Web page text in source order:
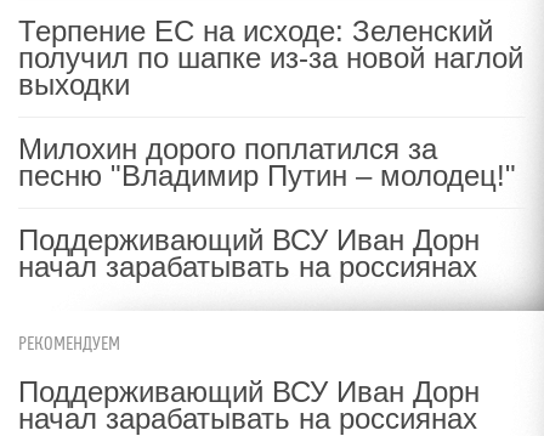
Терпение ЕС на исходе: Зеленский
получил по шапке из-за новой наглой
выходки
Милохин дорого поплатился за
песню "Владимир Путин – молодец!"
Поддерживающий ВСУ Иван Дорн
начал зарабатывать на россиянах
РЕКОМЕНДУЕМ
Поддерживающий ВСУ Иван Дорн
начал зарабатывать на россиянах